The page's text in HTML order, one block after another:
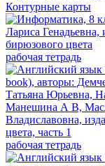
Контурные карты
рабочая тетрадь
рабочая тетрадь